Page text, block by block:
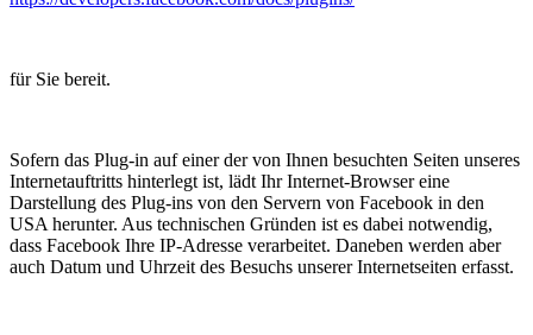
für Sie bereit.
Sofern das Plug-in auf einer der von Ihnen besuchten Seiten unseres
Internetauftritts hinterlegt ist, lädt Ihr Internet-Browser eine
Darstellung des Plug-ins von den Servern von Facebook in den
USA herunter. Aus technischen Gründen ist es dabei notwendig,
dass Facebook Ihre IP-Adresse verarbeitet. Daneben werden aber
auch Datum und Uhrzeit des Besuchs unserer Internetseiten erfasst.